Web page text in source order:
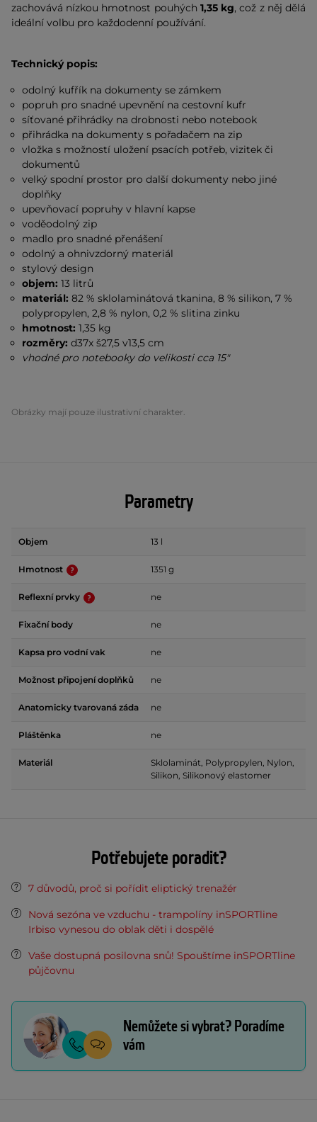
zachovává nízkou hmotnost pouhých 1,35 kg, což z něj dělá
ideální volbu pro každodenní používání.
Technický popis:
odolný kufřík na dokumenty se zámkem
popruh pro snadné upevnění na cestovní kufr
síťované přihrádky na drobnosti nebo notebook
přihrádka na dokumenty s pořadačem na zip
vložka s možností uložení psacích potřeb, vizitek či
dokumentů
velký spodní prostor pro další dokumenty nebo jiné
doplňky
upevňovací popruhy v hlavní kapse
voděodolný zip
madlo pro snadné přenášení
odolný a ohnivzdorný materiál
stylový design
objem:13 litrů
materiál:82 % sklolaminátová tkanina, 8 % silikon, 7 %
polypropylen, 2,8 % nylon, 0,2 % slitina zinku
hmotnost:1,35 kg
rozměry: d37x š27,5 v13,5 cm
vhodné pro notebooky do velikosti cca 15"
Obrázky mají pouze ilustrativní charakter.
Parametry
Objem 13 l
Hmotnost 1351 g
Reflexní prvky ne
Fixační body ne
Kapsa pro vodní vak ne
Možnost připojení doplňků ne
Anatomicky tvarovaná záda ne
Pláštěnka ne
Materiál
Sklolaminát, Polypropylen, Nylon,
Silikon, Silikonový elastomer
Potřebujete poradit?
7 důvodů, proč si pořídit eliptický trenažér
Nová sezóna ve vzduchu - trampolíny inSPORTline
Irbiso vynesou do oblak děti i dospělé
Vaše dostupná posilovna snů! Spouštíme inSPORTline
půjčovnu
Nemůžete si vybrat? Poradíme
vám